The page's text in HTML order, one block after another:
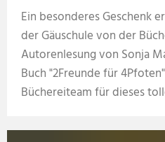
Ein besonderes Geschenk
der Gäuschule von der
Autorenlesung von Sonja
Buch "2Freunde für
Büchereiteam für dieses